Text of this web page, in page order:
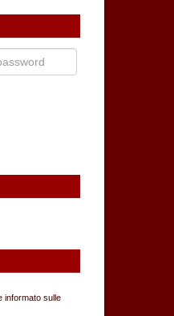
informato sulle